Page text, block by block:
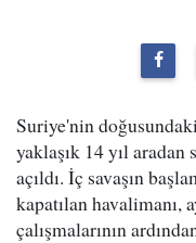
Suriye'nin
yaklaşık 14 yıl
açıldı. İç savaşın
kapatılan havalimanı,
çalışmalarının